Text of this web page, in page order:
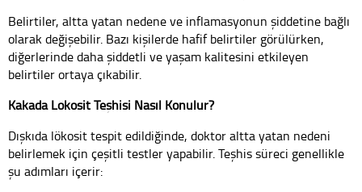
Belirtiler, altta yatan nedene ve inflamasyonun şiddetine bağlı
olarak değişebilir. Bazı kişilerde hafif belirtiler görülürken,
diğerlerinde daha şiddetli ve yaşam kalitesini etkileyen
belirtiler ortaya çıkabilir.
Kakada Lökosit Teşhisi Nasıl Konulur?
Dışkıda lökosit tespit edildiğinde, doktor altta yatan nedeni
belirlemek için çeşitli testler yapabilir. Teşhis süreci genellikle
şu adımları içerir: